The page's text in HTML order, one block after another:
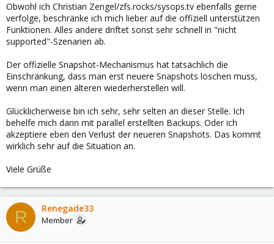
Obwohl ich Christian Zengel/zfs.rocks/sysops.tv ebenfalls gerne
verfolge, beschränke ich mich lieber auf die offiziell unterstützen
Funktionen. Alles andere driftet sonst sehr schnell in "nicht
supported"-Szenarien ab.
Der offizielle Snapshot-Mechanismus hat tatsächlich die
Einschränkung, dass man erst neuere Snapshots löschen muss,
wenn man einen älteren wiederherstellen will.
Glücklicherweise bin ich sehr, sehr selten an dieser Stelle. Ich
behelfe mich dann mit parallel erstellten Backups. Oder ich
akzeptiere eben den Verlust der neueren Snapshots. Das kommt
wirklich sehr auf die Situation an.
Viele Grüße
R Renegade33
Member